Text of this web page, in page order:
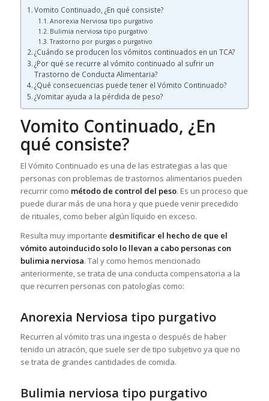
Vomito Continuado, ¿En qué consiste?
Anorexia Nerviosa tipo purgativo
Bulimia nerviosa tipo purgativo
Trastorno por purgas o purgativo
¿Cuándo se producen los vómitos continuados en un TCA?
¿Por qué se recurre al vómito continuado al sufrir un
Trastorno de Conducta Alimentaria?
¿Qué consecuencias puede tener el Vómito Continuado?
¿Vomitar ayuda a la pérdida de peso?
Vomito Continuado, ¿En
qué consiste?
El Vómito Continuado es una de las estrategias a las que
personas con problemas de trastornos alimentarios pueden
recurrir como método de control del peso. Es un proceso que
puede durar más de una hora y que puede venir precedido
de rituales, como beber algún líquido en exceso.
Resulta muy importante desmitificar el hecho de que el
vómito autoinducido solo lo llevan a cabo personas con
bulimia nerviosa. Tal y como hemos mencionado
anteriormente, se trata de una conducta compensatoria a la
que recurren personas con patologías como:
Anorexia Nerviosa tipo purgativo
Recurren al vómito tras una ingesta o después de haber
tenido un atracón, que suele ser de tipo subjetivo ya que no
se trata de grandes cantidades de comida.
Bulimia nerviosa tipo purgativo